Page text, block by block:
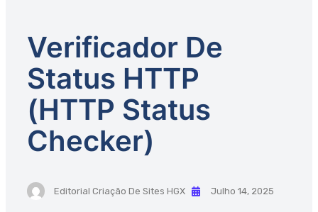
Verificador De
Status HTTP
(HTTP Status
Checker)
Editorial Criação De Sites HGX Julho 14, 2025